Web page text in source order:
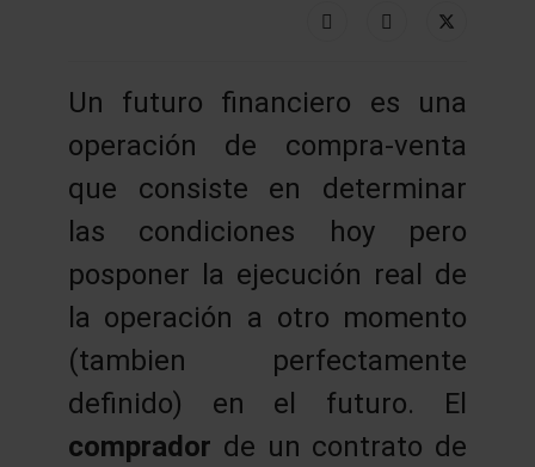
Un futuro financiero es una
operación de compra-venta
que consiste en determinar
las condiciones hoy pero
posponer la ejecución real de
la operación a otro momento
(tambien perfectamente
definido) en el futuro. El
comprador de un contrato de